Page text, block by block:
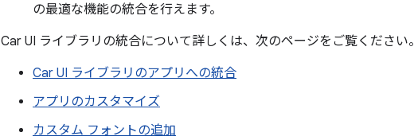
の最適な機能の統合を行えます。
Car UI ライブラリの統合について詳しくは、次のページをご覧ください。
Car UI ライブラリのアプリへの統合
アプリのカスタマイズ
カスタム フォントの追加